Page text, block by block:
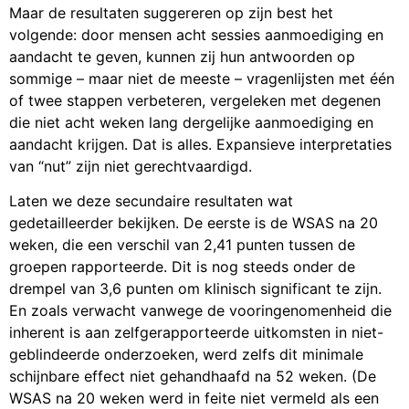
Maar de resultaten suggereren op zijn best het
volgende: door mensen acht sessies aanmoediging en
aandacht te geven, kunnen zij hun antwoorden op
sommige – maar niet de meeste – vragenlijsten met één
of twee stappen verbeteren, vergeleken met degenen
die niet acht weken lang dergelijke aanmoediging en
aandacht krijgen. Dat is alles. Expansieve interpretaties
van “nut” zijn niet gerechtvaardigd.
Laten we deze secundaire resultaten wat
gedetailleerder bekijken. De eerste is de WSAS na 20
weken, die een verschil van 2,41 punten tussen de
groepen rapporteerde. Dit is nog steeds onder de
drempel van 3,6 punten om ​​klinisch significant te zijn.
En zoals verwacht vanwege de vooringenomenheid die
inherent is aan zelfgerapporteerde uitkomsten in niet-
geblindeerde onderzoeken, werd zelfs dit minimale
schijnbare effect niet gehandhaafd na 52 weken. (De
WSAS na 20 weken werd in feite niet vermeld als een